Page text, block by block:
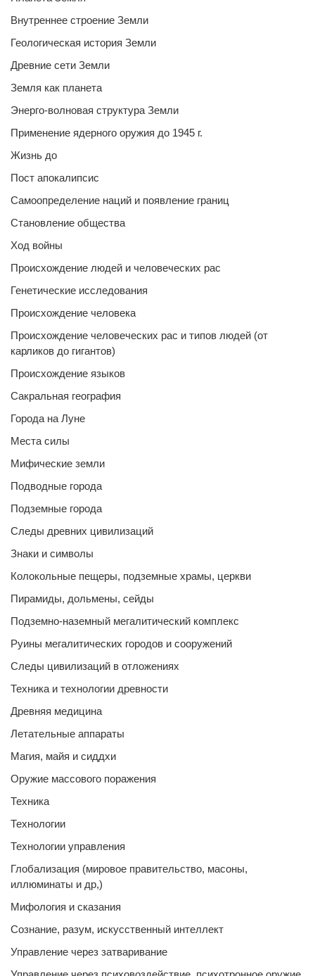
Внутреннее строение Земли
Геологическая история Земли
Древние сети Земли
Земля как планета
Энерго-волновая структура Земли
Применение ядерного оружия до 1945 г.
Жизнь до
Пост апокалипсис
Самоопределение наций и появление границ
Становление общества
Ход войны
Происхождение людей и человеческих рас
Генетические исследования
Происхождение человека
Происхождение человеческих рас и типов людей (от
карликов до гигантов)
Происхождение языков
Сакральная география
Города на Луне
Места силы
Мифические земли
Подводные города
Подземные города
Следы древних цивилизаций
Знаки и символы
Колокольные пещеры, подземные храмы, церкви
Пирамиды, дольмены, сейды
Подземно-наземный мегалитический комплекс
Руины мегалитических городов и сооружений
Следы цивилизаций в отложениях
Техника и технологии древности
Древняя медицина
Летательные аппараты
Магия, майя и сиддхи
Оружие массового поражения
Техника
Технологии
Технологии управления
Глобализация (мировое правительство, масоны,
иллюминаты и др,)
Мифология и сказания
Сознание, разум, искусственный интеллект
Управление через затваривание